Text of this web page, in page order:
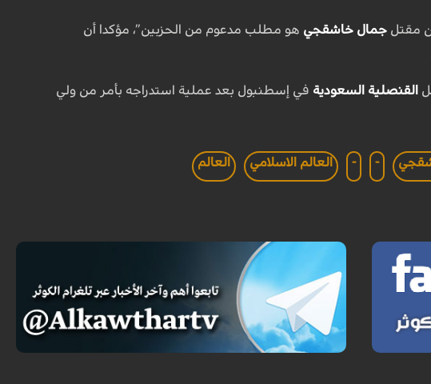
مقتل جمال خاشقجي هو مطلب مدعوم من الحزبين”، مؤكدا أن
القنصلية السعودية في إسطنبول بعد عملية استدراجه بأمر من ولي
-
- العالم الاسلامي العالم